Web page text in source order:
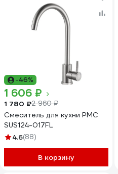
-46%
1 606 ₽
1 780 ₽2 960 ₽
Смеситель для кухни РМС
SUS124-017FL
4.6(88)
В корзину